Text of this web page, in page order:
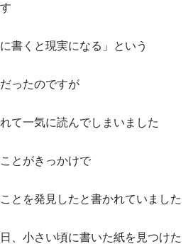
書くと現実になる」という
ったのですが
て一気に読んでしまいました
とがきっかけで
とを発見したと書かれていました
、小さい頃に書いた紙を見つけた